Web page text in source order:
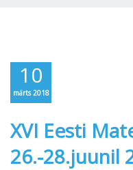
10
märts 2018
XVI Eesti
26.-28.juunil